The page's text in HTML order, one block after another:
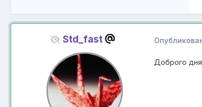
Std_fast
Доброго